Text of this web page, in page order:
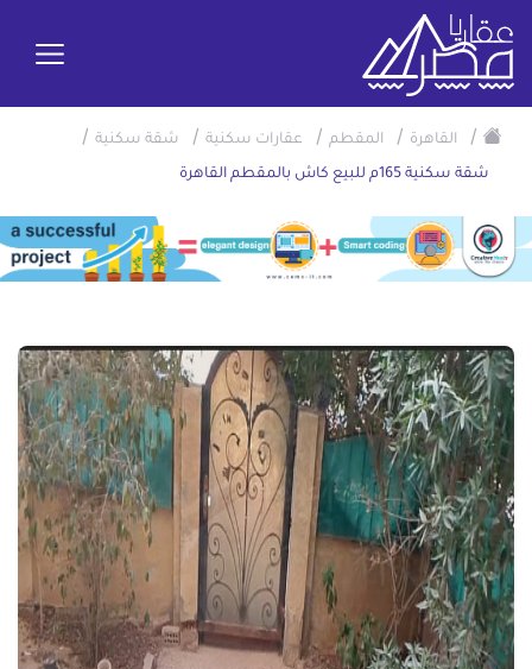
/ القاهرة / المقطم / عقارات سكنية / شقة سكنية /
شقة سكنية 165م للبيع كاش بالمقطم القاهرة